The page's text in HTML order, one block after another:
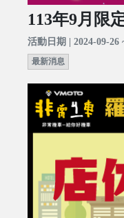
113年9月限
活動日期 | 2024-09-26
最新消息